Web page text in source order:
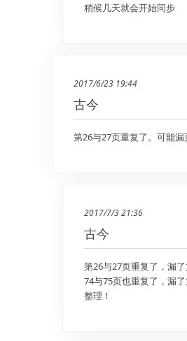
稍候几天就会开始同步
2017/6/23 19:44
古今
第26与27页重复了。可能漏
2017/7/3 21:36
古今
第26与27页重复了，漏
74与75页也重复了，漏
整理！